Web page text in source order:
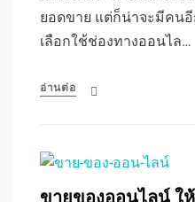
ยอดขาย แต่ก็น่าจะมีคน
เลือกใช้ช่องทางออนไล…
อ่านต่อ